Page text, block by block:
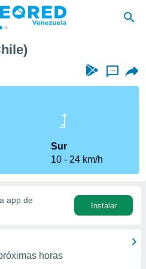
...
Sur
10
24 km/h
app de
Instalar
horas